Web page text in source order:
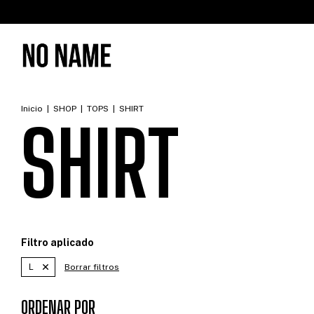
Inicio SHOP TOPS SHIRT
SHIRT
Filtro aplicado
L Borrar filtros
ORDENAR POR